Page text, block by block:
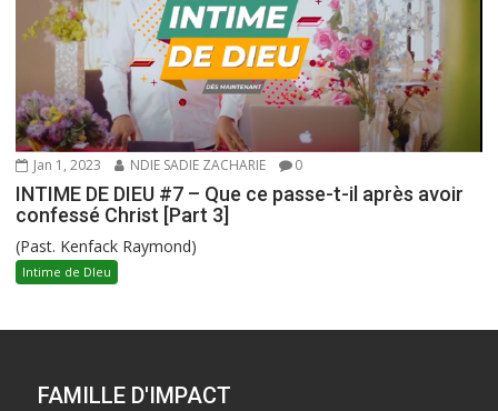
Jan 1, 2023 NDIE SADIE ZACHARIE 0
INTIME DE DIEU #7 – Que ce passe-t-il après avoir
confessé Christ [Part 3]
(Past. Kenfack Raymond)
Intime de DIeu
FAMILLE D'IMPACT